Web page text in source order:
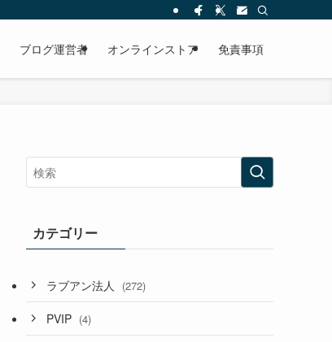
ブログ運営者 オンラインストア 免責事項
カテゴリー
ラブアン法人 (272)
PVIP (4)